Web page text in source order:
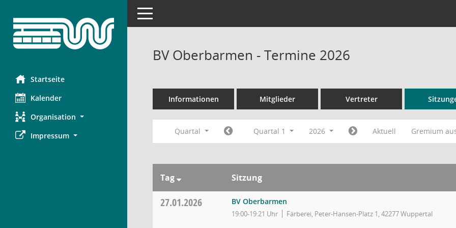
Startseite
Kalender
Organisation
Impressum
Toggle navigation
BV Oberbarmen - Termine 2026
Informationen Mitglieder Vertreter
Quartal Quartal 1 2026 Aktuell Gremium
Tag Sitzung
27.01.2026 BV Oberbarmen
19:00-19:21 Uhr Färberei, Peter-Hansen-Platz 1, 42277 Wuppertal